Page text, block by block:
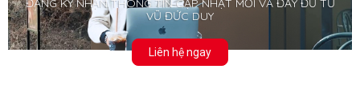
ĐĂNG KÝ NHẬN THÔNG TIN CẬP NHẬT MỚI VÀ ĐẦY ĐỦ TỪ
VŨ ĐỨC DUY
Liên hệ ngay